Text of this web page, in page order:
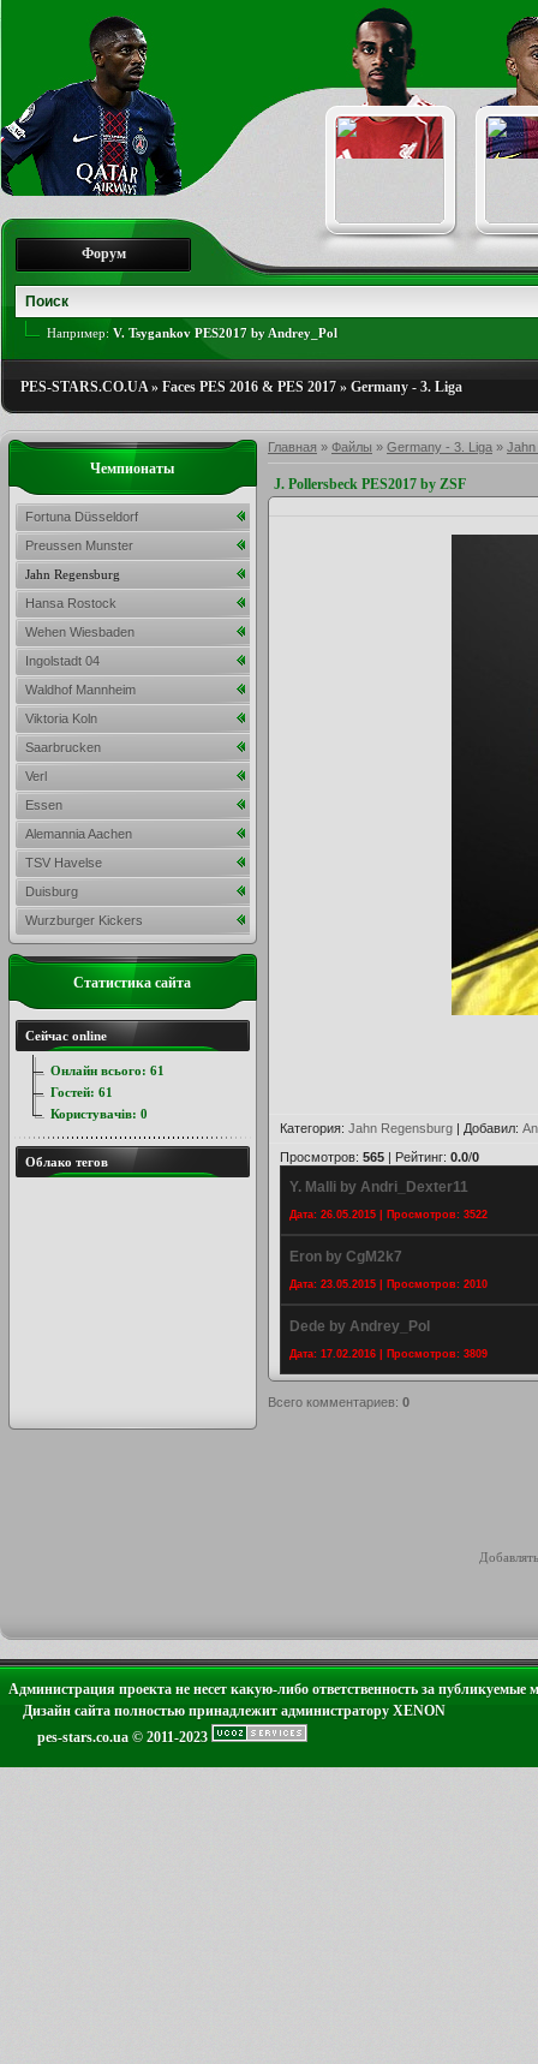
Форум
Например: V. Tsygankov PES2017 by Andrey_Pol
PES-STARS.CO.UA» Faces PES 2016 & PES 2017 » Germany - 3. Liga
Главная » Файлы » Germany - 3. Liga » Jahn
J. Pollersbeck PES2017 by ZSF
Категория: Jahn Regensburg | Добавил:
Просмотров: 565 | Рейтинг: 0.0/0
Y. Malli by Andri_Dexter11
Дата: 26.05.2015 | Просмотров: 3522
Eron by CgM2k7
Дата: 23.05.2015 | Просмотров: 2010
Dede by Andrey_Pol
Дата: 17.02.2016 | Просмотров: 3809
Всего комментариев: 0
Чемпионаты
Fortuna Düsseldorf
Preussen Munster
Jahn Regensburg
Hansa Rostock
Wehen Wiesbaden
Ingolstadt 04
Waldhof Mannheim
Viktoria Koln
Saarbrucken
Verl
Essen
Alemannia Aachen
TSV Havelse
Duisburg
Wurzburger Kickers
Статистика сайта
Сейчас online
Онлайн всього: 61
Гостей: 61
Користувачів: 0
Облако тегов
Администрация проекта не несет какую-либо ответственность за публикуемые
Дизайн сайта полностью принадлежит администратору XENON
pes-stars.co.ua © 2011-2023